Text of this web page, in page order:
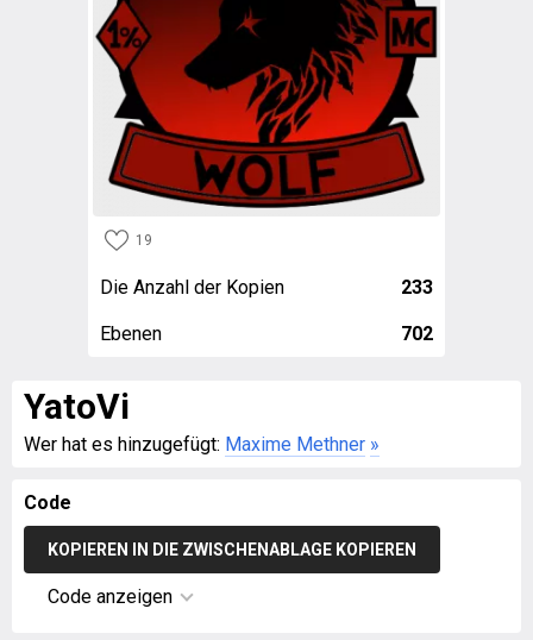
19
Die Anzahl der Kopien 233
Ebenen 702
YatoVi
Wer hat es hinzugefügt: Maxime Methner »
Code
KOPIEREN IN DIE ZWISCHENABLAGE KOPIEREN
Code anzeigen